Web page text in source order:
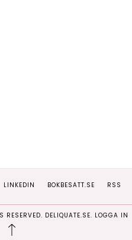
LINKEDIN BOKBESATT.SE RSS
RESERVED. DELIQUATE.SE. LOGGA IN